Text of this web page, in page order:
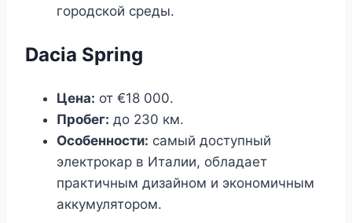
городской среды.
Dacia Spring
Цена: от €18 000.
Пробег: до 230 км.
Особенности: самый доступный
электрокар в Италии, обладает
практичным дизайном и экономичным
аккумулятором.